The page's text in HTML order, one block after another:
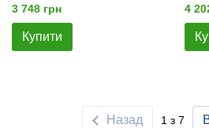
3 748 грн
Купити
4
Назад 1 з 7